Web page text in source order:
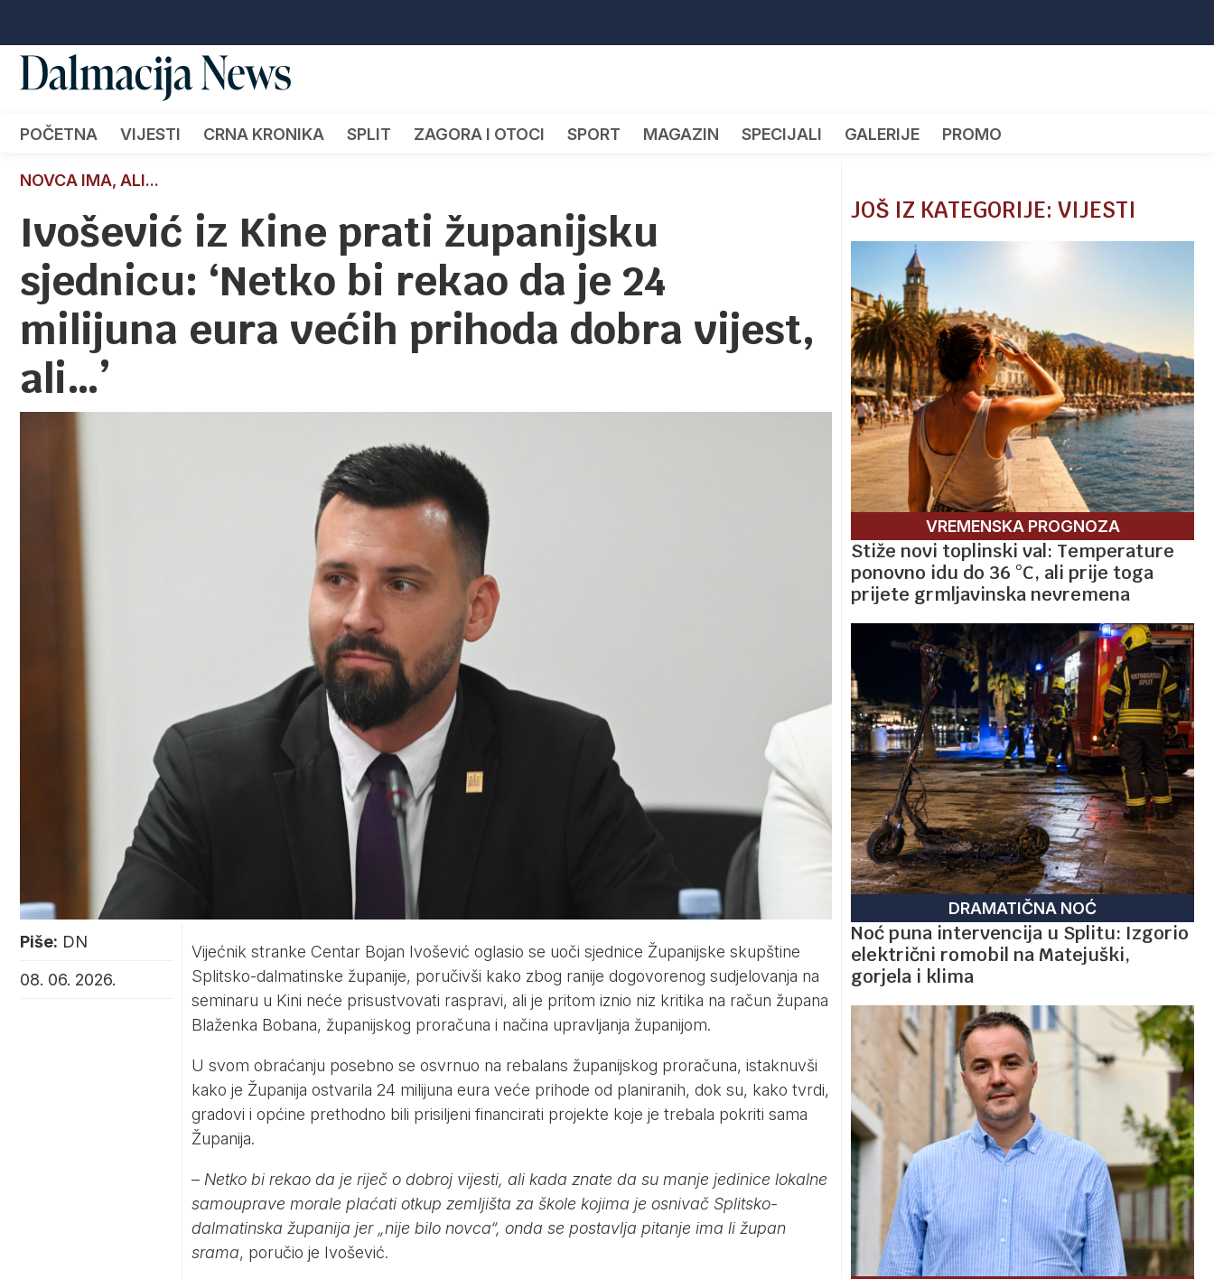
POČETNA VIJESTI CRNA KRONIKA SPLIT ZAGORA I OTOCI SPORT MAGAZIN SPECIJALI GALERIJE PROMO
NOVCA IMA, ALI...
Ivošević iz Kine prati županijsku
sjednicu: ‘Netko bi rekao da je 24
milijuna eura većih prihoda dobra vijest,
ali…’
Piše: DN
08. 06. 2026.
Vijećnik stranke Centar Bojan Ivošević oglasio se uoči sjednice Županijske skupštine
Splitsko-dalmatinske županije, poručivši kako zbog ranije dogovorenog sudjelovanja na
seminaru u Kini neće prisustvovati raspravi, ali je pritom iznio niz kritika na račun župana
Blaženka Bobana, županijskog proračuna i načina upravljanja županijom.
U svom obraćanju posebno se osvrnuo na rebalans županijskog proračuna, istaknuvši
kako je Županija ostvarila 24 milijuna eura veće prihode od planiranih, dok su, kako tvrdi,
gradovi i općine prethodno bili prisiljeni financirati projekte koje je trebala pokriti sama
Županija.
– Netko bi rekao da je riječ o dobroj vijesti, ali kada znate da su manje jedinice lokalne
samouprave morale plaćati otkup zemljišta za škole kojima je osnivač Splitsko-
dalmatinska županija jer „nije bilo novca“, onda se postavlja pitanje ima li župan
srama, poručio je Ivošević.
JOŠ IZ KATEGORIJE: VIJESTI
VREMENSKA PROGNOZA
Stiže novi toplinski val: Temperature
ponovno idu do 36 °C, ali prije toga
prijete grmljavinska nevremena
DRAMATIČNA NOĆ
Noć puna intervencija u Splitu: Izgorio
električni romobil na Matejuški,
gorjela i klima